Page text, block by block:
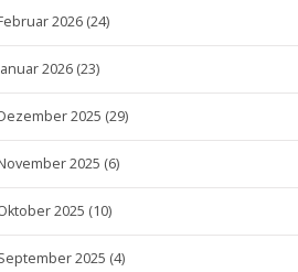
2026 (24)
2026 (23)
2025 (29)
2025 (6)
2025 (10)
2025 (4)